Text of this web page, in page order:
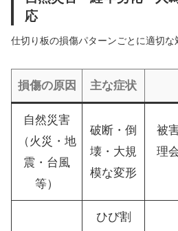
応
仕切り板の損傷パターンごとに適切な
損傷の原因 主な症状
自然災害
（火災・地
震・台風
等）
破断・倒
壊・大規
模な変形
被
理
ひび割